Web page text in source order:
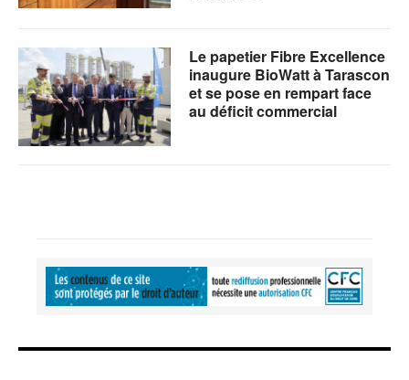
Le papetier Fibre Excellence
inaugure BioWatt à Tarascon
et se pose en rempart face
au déficit commercial